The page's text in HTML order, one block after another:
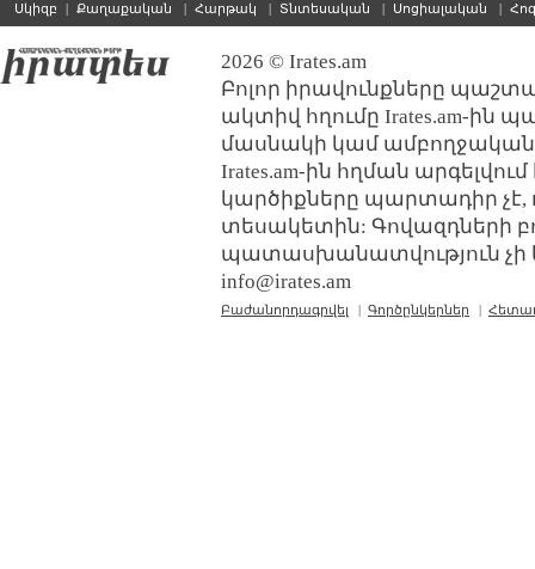
Սկիզբ | Քաղաքական | Հարթակ | Տնտեսական | Սոցիալական |
2026 © Irates.am
Բոլոր իրավունքները
ակտիվ հղումը Irates.am-ին
մասնակի կամ ամբողջական
Irates.am-ին հղման
կարծիքները պարտադիր չէ,
տեսակետին: Գովազդների
պատասխանատվություն չի
info@irates.am
Բաժանորդագրվել | Գործընկերներ |